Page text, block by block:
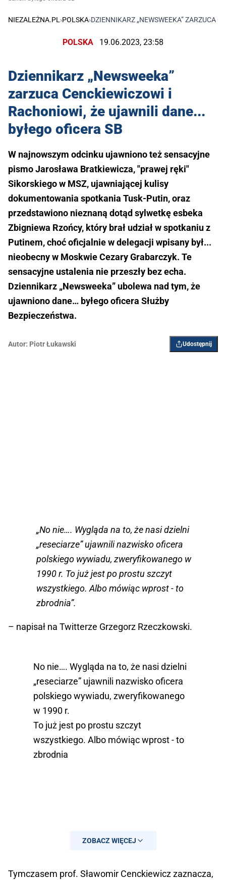
NIEZALEŻNA.PL ›POLSKA›DZIENNIKARZ „NEWSWEEKA” ZARZUCA
POLSKA 19.06.2023, 23:58
Dziennikarz „Newsweeka”
zarzuca Cenckiewiczowi i
Rachoniowi, że ujawnili dane...
byłego oficera SB
W najnowszym odcinku ujawniono też sensacyjne
pismo Jarosława Bratkiewicza, "prawej ręki"
Sikorskiego w MSZ, ujawniającej kulisy
dokumentowania spotkania Tusk-Putin, oraz
przedstawiono nieznaną dotąd sylwetkę esbeka
Zbigniewa Rzońcy, który brał udział w spotkaniu z
Putinem, choć oficjalnie w delegacji wpisany był...
nieobecny w Moskwie Cezary Grabarczyk. Te
sensacyjne ustalenia nie przeszły bez echa.
Dziennikarz „Newsweeka” ubolewa nad tym, że
ujawniono dane… byłego oficera Służby
Bezpieczeństwa.
Autor: Piotr Łukawski Udostępnij
„No nie…. Wygląda na to, że nasi dzielni
„reseciarze” ujawnili nazwisko oficera
polskiego wywiadu, zweryfikowanego w
1990 r. To już jest po prostu szczyt
wszystkiego. Albo mówiąc wprost - to
zbrodnia”.
– napisał na Twitterze Grzegorz Rzeczkowski.
No nie…. Wygląda na to, że nasi dzielni
„reseciarze” ujawnili nazwisko oficera
polskiego wywiadu, zweryfikowanego
w 1990 r.
To już jest po prostu szczyt
wszystkiego. Albo mówiąc wprost - to
zbrodnia
ZOBACZ WIĘCEJ
Tymczasem prof. Sławomir Cenckiewicz zaznacza,